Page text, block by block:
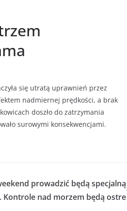
się utratą uprawnień przez
nadmiernej prędkości, a brak
doszło do zatrzymania
surowymi konsekwencjami.
prowadzić będą specjalną
Kontrole nad morzem będą ostre